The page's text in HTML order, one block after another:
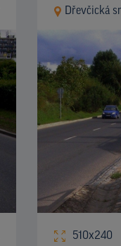
Dřevčická
510x240